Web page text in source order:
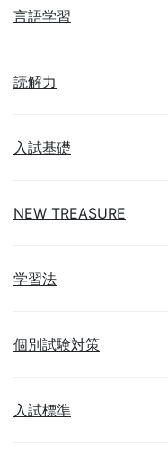
言語学習
読解力
入試基礎
NEW TREASURE
学習法
個別試験対策
入試標準